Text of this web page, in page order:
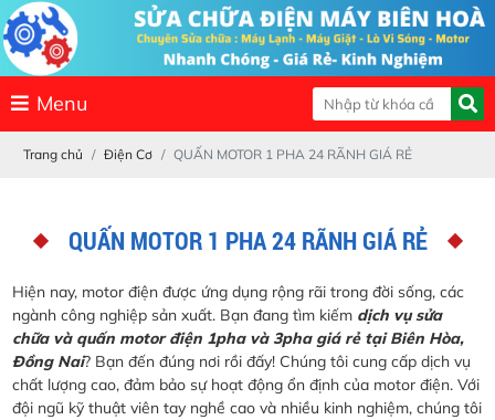
Menu
Trang chủ Điện Cơ QUẤN MOTOR 1 PHA 24 RÃNH GIÁ RẺ
QUẤN MOTOR 1 PHA 24 RÃNH GIÁ RẺ
Hiện nay, motor điện được ứng dụng rộng rãi trong đời sống, các
ngành công nghiệp sản xuất. Bạn đang tìm kiếm dịch vụ sửa
chữa và quấn motor điện 1pha và 3pha giá rẻ tại Biên Hòa,
Đồng Nai? Bạn đến đúng nơi rồi đấy! Chúng tôi cung cấp dịch vụ
chất lượng cao, đảm bảo sự hoạt động ổn định của motor điện. Với
đội ngũ kỹ thuật viên tay nghề cao và nhiều kinh nghiệm, chúng tôi